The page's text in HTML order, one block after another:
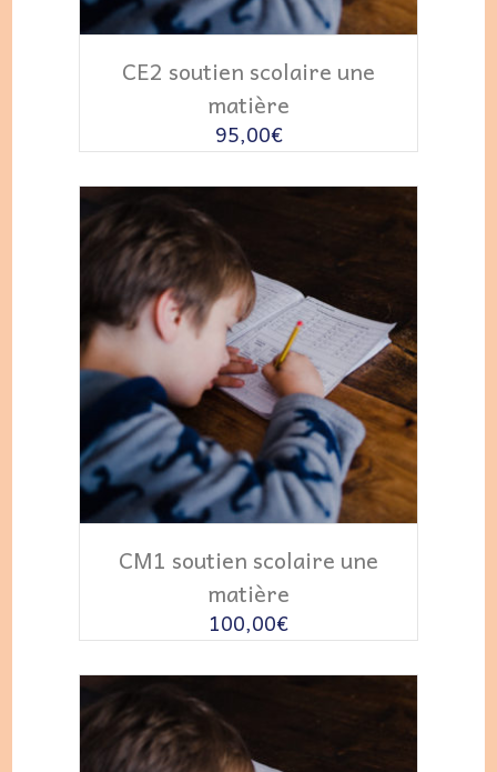
CE2 soutien scolaire une
matière
95,00€
CM1 soutien scolaire une
matière
100,00€